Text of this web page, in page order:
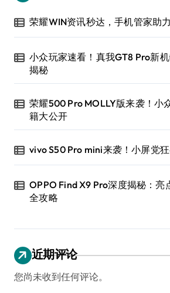
荣耀WIN资讯秒达，手机管家助
小众玩家速看！真我GT8 Pro新
揭秘
荣耀500 Pro MOLLY版来袭！小
籍大公开
vivo S50 Pro mini来袭！小屏党
OPPO Find X9 Pro深度揭秘：亮
全攻略
近期评论
您尚未收到任何评论。